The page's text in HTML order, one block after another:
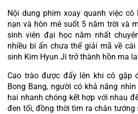
Nội dung phim xoay quanh việc
nạn và hôn mê suốt 5 năm trời và
sinh viên đại học năm nhất
nhiều bí ẩn chưa thể giải mã về
sinh Kim Hyun Ji trở thành hồn ma
Cao trào được đẩy lên khi cô gặp
Bong Bang, người có khả năng
hai nhanh chóng kết hợp với nhau
đen tối, đồng thời tìm ra chân tướng